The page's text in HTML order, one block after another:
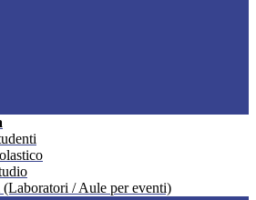
(Laboratori / Aule per eventi)